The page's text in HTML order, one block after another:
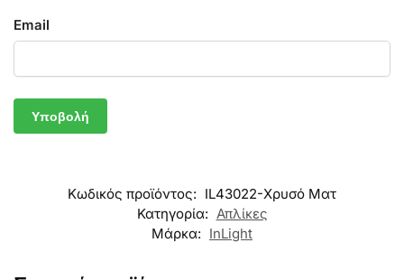
Email
Κωδικός προϊόντος: IL43022-Χρυσό Ματ
Κατηγορία: Απλίκες
Μάρκα: InLight